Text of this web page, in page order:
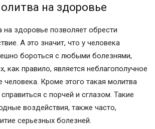
на здоровье
на здоровье позволяет обрести
А это значит, что у человека
бороться с любыми болезнями,
как правило, является неблагополучное
человека. Кроме этого такая молитва
с порчей и сглазом. Такие
воздействия, также часто,
серьезных болезней.